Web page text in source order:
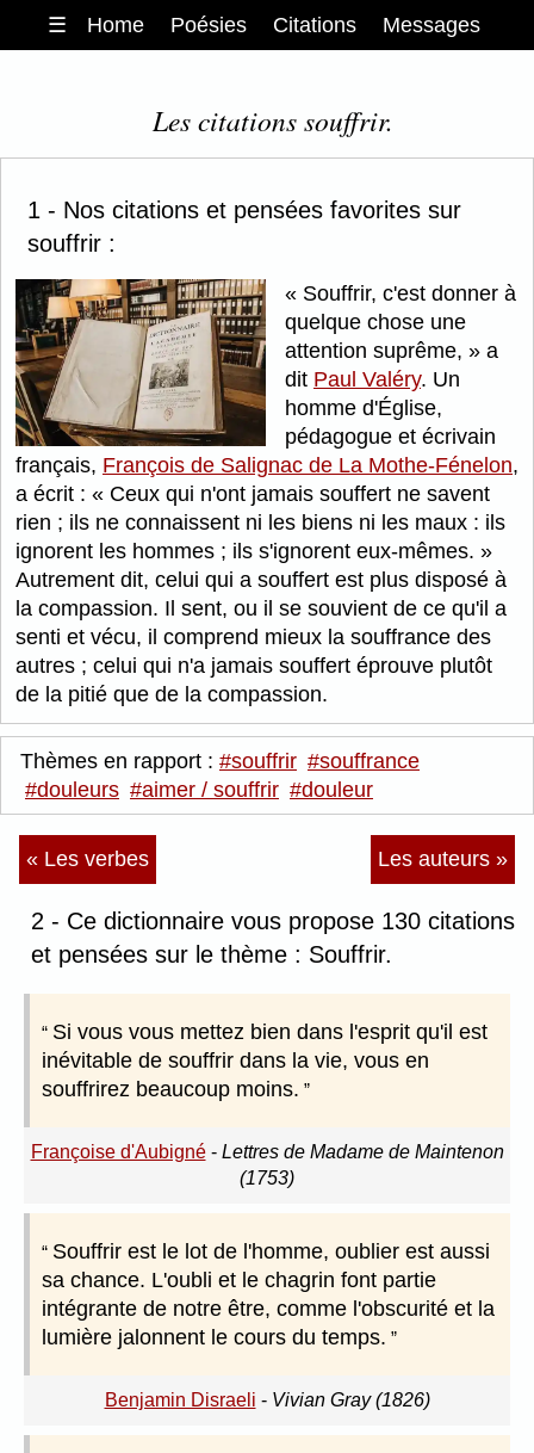
☰ Home Poésies Citations Messages
Les citations souffrir.
1 - Nos citations et pensées favorites sur
souffrir :
Souffrir, c'est donner à
quelque chose une
attention suprême,
a
dit Paul Valéry. Un
homme d'Église,
pédagogue et écrivain
français, François de Salignac de La Mothe-Fénelon,
a écrit :
Ceux qui n'ont jamais souffert ne savent
rien ; ils ne connaissent ni les biens ni les maux : ils
ignorent les hommes ; ils s'ignorent eux-mêmes.
Autrement dit, celui qui a souffert est plus disposé à
la compassion. Il sent, ou il se souvient de ce qu'il a
senti et vécu, il comprend mieux la souffrance des
autres ; celui qui n'a jamais souffert éprouve plutôt
de la pitié que de la compassion.
Thèmes en rapport : #souffrir #souffrance
#douleurs #aimer / souffrir #douleur
« Les verbes Les auteurs »
2 - Ce dictionnaire vous propose 130 citations
et pensées sur le thème : Souffrir.
Si vous vous mettez bien dans l'esprit qu'il est
inévitable de souffrir dans la vie, vous en
souffrirez beaucoup moins.
Françoise d'Aubigné- Lettres de Madame de Maintenon
(1753)
Souffrir est le lot de l'homme, oublier est aussi
sa chance. L'oubli et le chagrin font partie
intégrante de notre être, comme l'obscurité et la
lumière jalonnent le cours du temps.
Benjamin Disraeli - Vivian Gray (1826)